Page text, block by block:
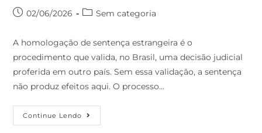
02/06/2026 Sem categoria
A homologação de sentença estrangeira é o
procedimento que valida, no Brasil, uma decisão judicial
proferida em outro país. Sem essa validação, a sentença
não produz efeitos aqui. O processo…
Continue Lendo